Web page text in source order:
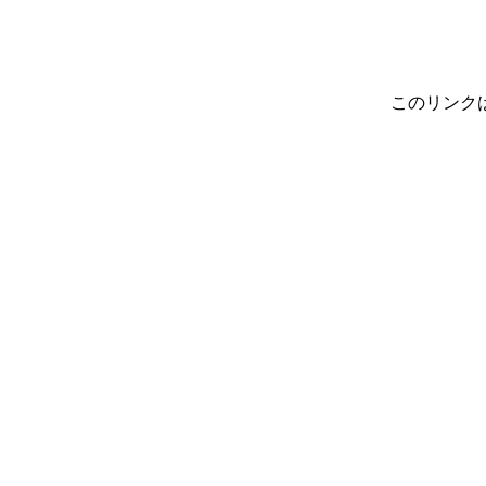
このリンク